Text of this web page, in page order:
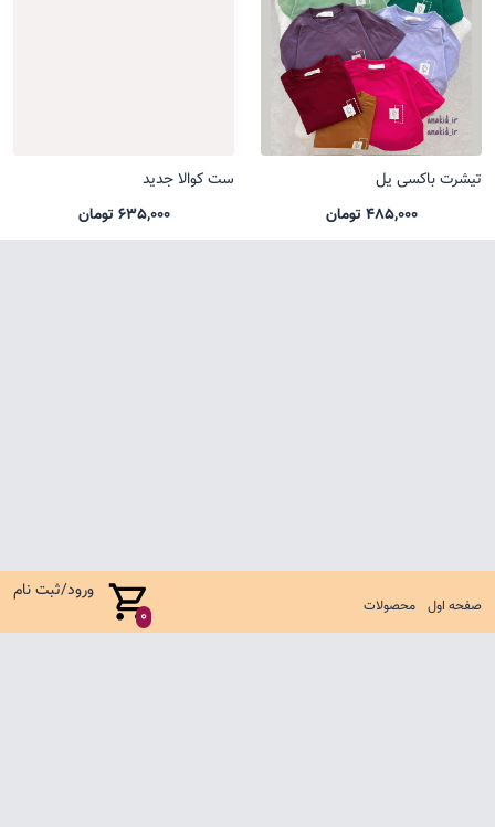
صفحه اول محصولات 0
ورود/ثبت نام
تیشرت باکسی یل
485,000 تومان
ست کوالا جدید
635,000 تومان